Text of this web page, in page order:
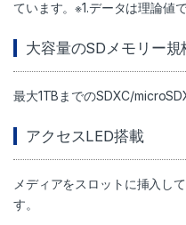
ています。※1.データは理論値で
大容量のSDメモリー規
最大1TBまでのSDXC/
アクセスLED搭載
メディアをスロットに挿入し
す。